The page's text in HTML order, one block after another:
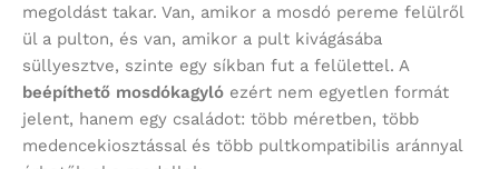
megoldást takar. Van, amikor a mosdó pereme felülről
ül a pulton, és van, amikor a pult kivágásába
süllyesztve, szinte egy síkban fut a felülettel. A
beépíthető mosdókagyló ezért nem egyetlen formát
jelent, hanem egy családot: több méretben, több
medencekiosztással és több pultkompatibilis aránnyal